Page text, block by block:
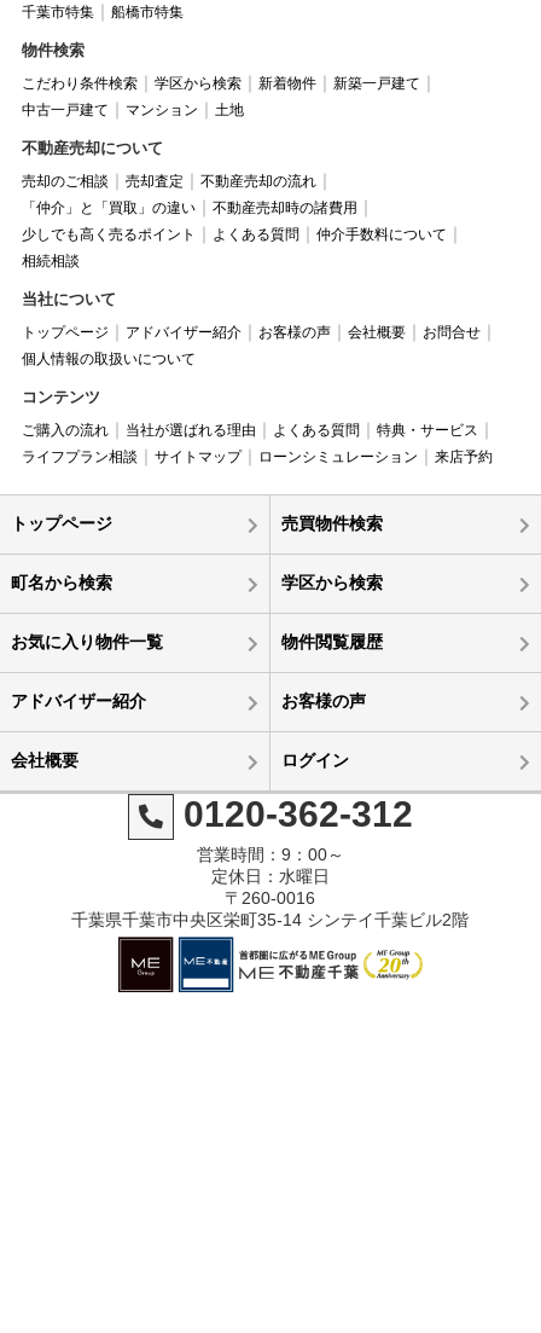
千葉市特集 船橋市特集
物件検索
こだわり条件検索 学区から検索 新着物件
新築一戸建て
中古一戸建て
マンション 土地
不動産売却について
売却のご相談 売却査定
不動産売却の流れ
「仲介」と「買取」の違い
不動産売却時の諸費用
少しでも高く売るポイント
よくある質問
仲介手数料について
相続相談
当社について
トップページ アドバイザー紹介 お客様の声 会社概要
お問合せ
個人情報の取扱いについて
コンテンツ
ご購入の流れ 当社が選ばれる理由 よくある質問
特典・サービス
ライフプラン相談
サイトマップ ローンシミュレーション 来店予約
トップページ 売買物件検索
町名から検索 学区から検索
お気に入り物件一覧 物件閲覧履歴
アドバイザー紹介 お客様の声
会社概要 ログイン
0120-362-312
営業時間：9：00～
定休日：水曜日
〒260-0016
千葉県千葉市中央区栄町35-14 シンテイ千葉ビル2階